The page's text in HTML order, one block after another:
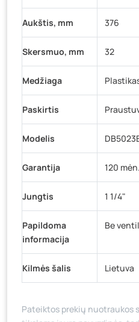
Aukštis, mm 376
Skersmuo, mm 32
Medžiaga
Paskirtis
Modelis
Garantija 120 mėn.
Jungtis 1 1/4"
Papildoma
informacija
Be
Kilmės šalis Lietuva
Pateiktos prekių